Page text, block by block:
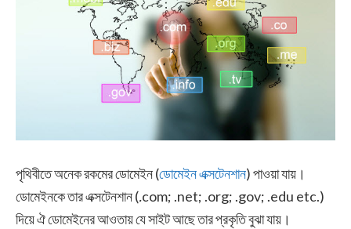
পৃথিবীতে অনেক রকমের ডোমেইন (ডোমেইন এক্সটেনশান) পাওয়া যায়।
ডোমেইনকে তার এক্সটেনশান (.com; .net; .org; .gov; .edu etc.)
দিয়ে ঐ ডোমেইনের আওতায় যে সাইট আছে তার প্রকৃতি বুঝা যায়।